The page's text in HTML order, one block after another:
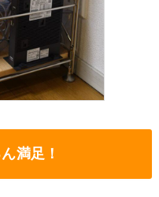
満足！